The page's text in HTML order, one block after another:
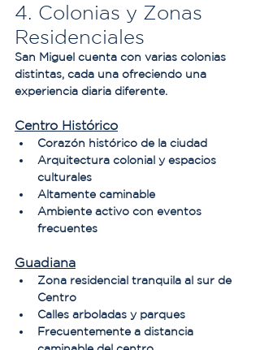
4. Colonias y Zonas
Residenciales
San Miguel cuenta con varias colonias
distintas, cada una ofreciendo una
experiencia diaria diferente.
Centro Histórico
Corazón histórico de la ciudad
Arquitectura colonial y espacios
culturales
Altamente caminable
Ambiente activo con eventos
frecuentes
Guadiana
Zona residencial tranquila al sur de
Centro
Calles arboladas y parques
Frecuentemente a distancia